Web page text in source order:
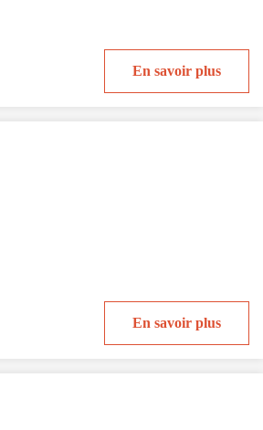
En savoir plus
En savoir plus